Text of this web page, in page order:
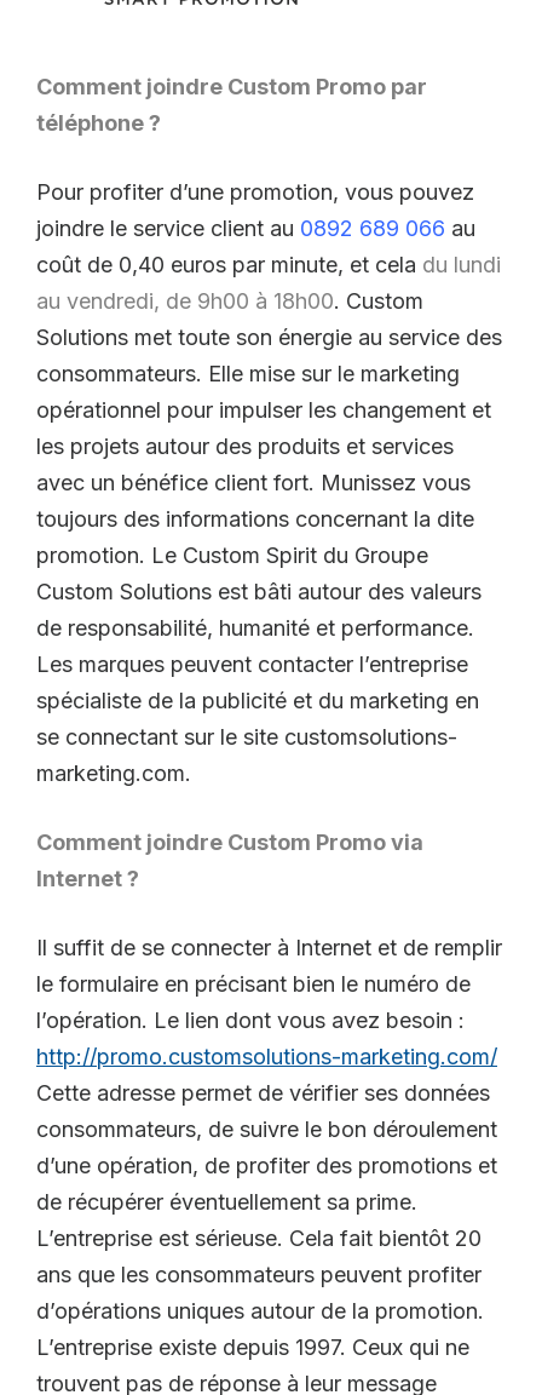
Comment joindre Custom Promo par
téléphone ?
Pour profiter d’une promotion, vous pouvez
joindre le service client au 0892 689 066 au
coût de 0,40 euros par minute, et cela du lundi
au vendredi, de 9h00 à 18h00. Custom
Solutions met toute son énergie au service des
consommateurs. Elle mise sur le marketing
opérationnel pour impulser les changement et
les projets autour des produits et services
avec un bénéfice client fort. Munissez vous
toujours des informations concernant la dite
promotion. Le Custom Spirit du Groupe
Custom Solutions est bâti autour des valeurs
de responsabilité, humanité et performance.
Les marques peuvent contacter l’entreprise
spécialiste de la publicité et du marketing en
se connectant sur le site customsolutions-
marketing.com.
Comment joindre Custom Promo via
Internet ?
Il suffit de se connecter à Internet et de remplir
le formulaire en précisant bien le numéro de
l’opération. Le lien dont vous avez besoin :
http://promo.customsolutions-marketing.com/
Cette adresse permet de vérifier ses données
consommateurs, de suivre le bon déroulement
d’une opération, de profiter des promotions et
de récupérer éventuellement sa prime.
L’entreprise est sérieuse. Cela fait bientôt 20
ans que les consommateurs peuvent profiter
d’opérations uniques autour de la promotion.
L’entreprise existe depuis 1997. Ceux qui ne
trouvent pas de réponse à leur message